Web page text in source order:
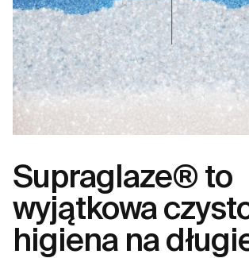
Supraglaze® to
wyjątkowa
higiena na